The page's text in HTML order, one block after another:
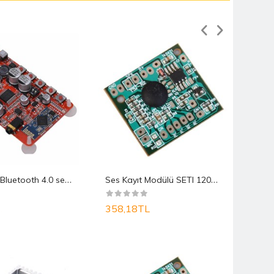
T
DA7492P Bluetooth 4.0 ses alıcısı 50W + 50W S
es Kayıt Modülü SETI 120Saniye
358,18TL